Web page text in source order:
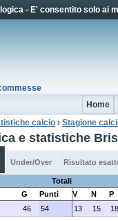
- E' consentito solo ai
Home
calcio › Stagione
e statistiche
Under/Over Risultato
Totali
G Punti V N
P
46 54 13 15 18